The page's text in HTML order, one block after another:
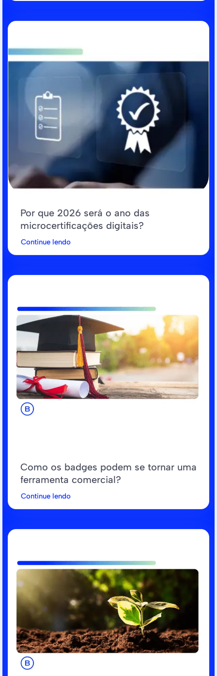
Por que 2026 será o ano das
microcertificações digitais?
Continue lendo
Como os badges podem se tornar uma
ferramenta comercial?
Continue lendo